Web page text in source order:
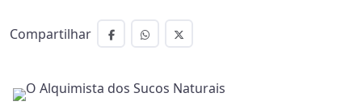
Compartilhar